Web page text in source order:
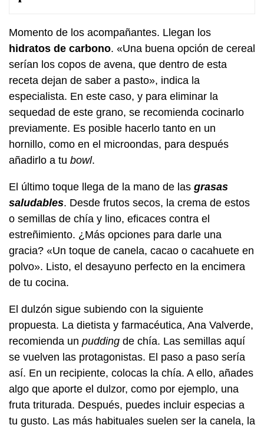
Momento de los acompañantes. Llegan los
hidratos de carbono. «Una buena opción de cereal
serían los copos de avena, que dentro de esta
receta dejan de saber a pasto», indica la
especialista. En este caso, y para eliminar la
sequedad de este grano, se recomienda cocinarlo
previamente. Es posible hacerlo tanto en un
hornillo, como en el microondas, para después
añadirlo a tu bowl.
El último toque llega de la mano de las grasas
saludables. Desde frutos secos, la crema de estos
o semillas de chía y lino, eficaces contra el
estreñimiento. ¿Más opciones para darle una
gracia? «Un toque de canela, cacao o cacahuete en
polvo». Listo, el desayuno perfecto en la encimera
de tu cocina.
El dulzón sigue subiendo con la siguiente
propuesta. La dietista y farmacéutica, Ana Valverde,
recomienda un pudding de chía. Las semillas aquí
se vuelven las protagonistas. El paso a paso sería
así. En un recipiente, colocas la chía. A ello, añades
algo que aporte el dulzor, como por ejemplo, una
fruta triturada. Después, puedes incluir especias a
tu gusto. Las más habituales suelen ser la canela, la